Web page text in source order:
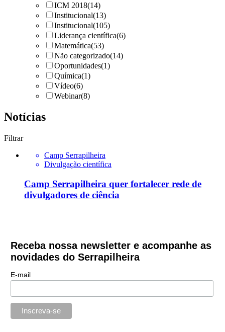
ICM 2018(14)
Institucional(13)
Institucional(105)
Liderança científica(6)
Matemática(53)
Não categorizado(14)
Oportunidades(1)
Química(1)
Vídeo(6)
Webinar(8)
Notícias
Filtrar
Camp Serrapilheira
Divulgação científica
Camp Serrapilheira quer fortalecer rede de
divulgadores de ciência
Receba nossa newsletter e acompanhe as
novidades do Serrapilheira
E-mail